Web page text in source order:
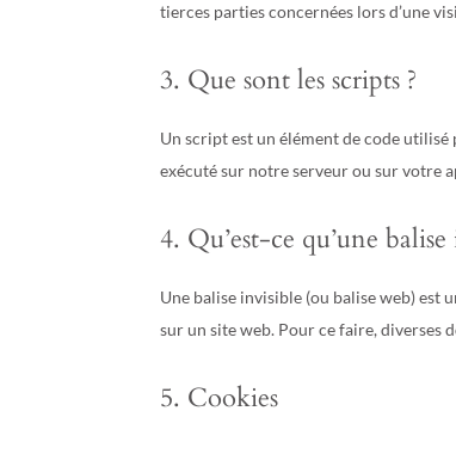
tierces parties concernées lors d’une
3. Que sont les scripts ?
Un script est un élément de code
exécuté sur notre serveur ou sur votre
4. Qu’est-ce qu’une
Une balise invisible (ou balise web) est
sur un site web. Pour ce faire, diverses
5. Cookies